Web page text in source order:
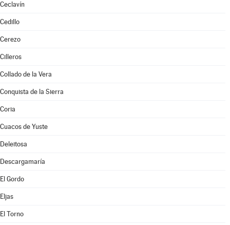
Ceclavín
Cedillo
Cerezo
Cilleros
Collado de la Vera
Conquista de la Sierra
Coria
Cuacos de Yuste
Deleitosa
Descargamaría
El Gordo
Eljas
El Torno